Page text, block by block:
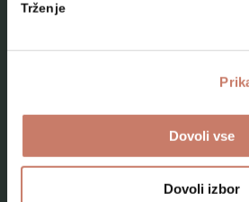
Trženje
Dovoli vse
Dovoli izbor
Kam na izlet
Programi za skupine odraslih